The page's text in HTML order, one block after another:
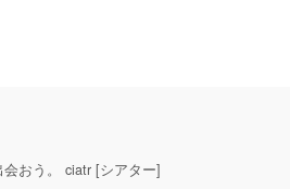
おう。 ciatr [シアター]